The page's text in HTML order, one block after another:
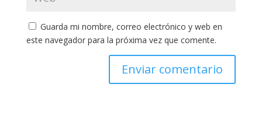
Guarda mi nombre, correo electrónico y web en
este navegador para la próxima vez que comente.